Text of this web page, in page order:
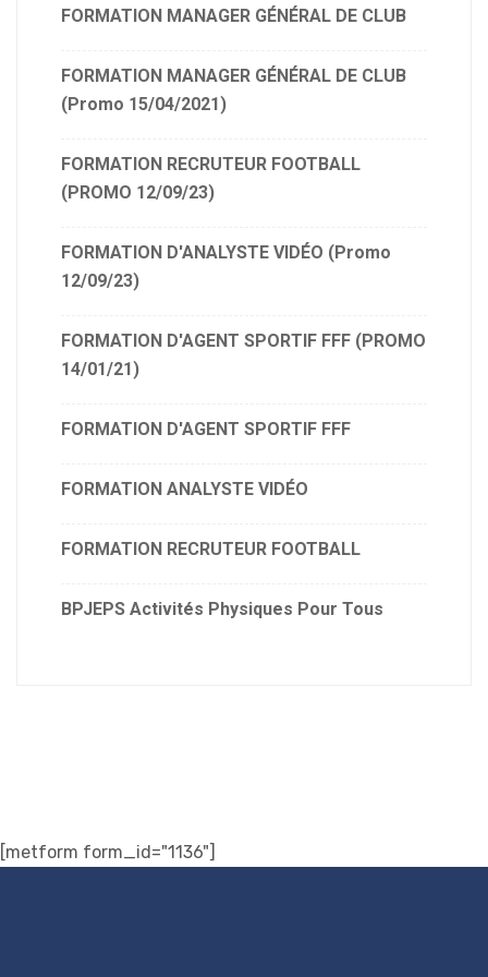
15 – le menu principal (promo 14/01)
16 – Les outils pour importer (promo
17 – Les autres outils (promo 14/01)
18 – Les autres options du menu principal
FORMATION MANAGER GÉNÉRAL DE CLUB
FORMATION MANAGER GÉNÉRAL DE CLUB
(Promo 15/04/2021)
FORMATION RECRUTEUR FOOTBALL
(PROMO 12/09/23)
FORMATION D'ANALYSTE VIDÉO (Promo
12/09/23)
FORMATION D'AGENT SPORTIF FFF (PROMO
14/01/21)
FORMATION D'AGENT SPORTIF FFF
FORMATION ANALYSTE VIDÉO
FORMATION RECRUTEUR FOOTBALL
BPJEPS Activités Physiques Pour Tous
[metform form_id="1136"]